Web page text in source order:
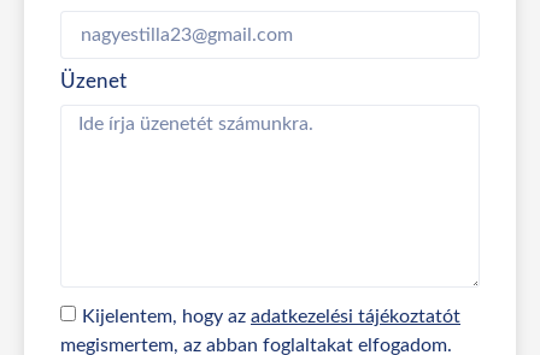
Üzenet
Kijelentem, hogy az adatkezelési tájékoztatót
megismertem, az abban foglaltakat elfogadom.